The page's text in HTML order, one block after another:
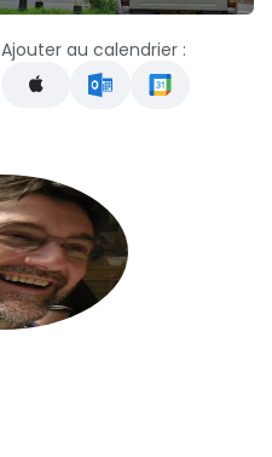
Ajouter au calendrier :